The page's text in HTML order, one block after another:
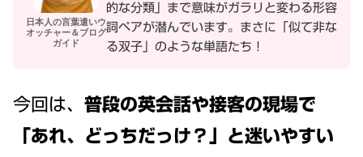
日本人の言葉遣いウ
オッチャー＆ブログ
ガイド
的な分類」まで意味がガラリと変わる形容
詞ペアが潜んでいます。まさに「似て非な
る双子」のような単語たち！
今回は、 普段の英会話や接客の現場で
「あれ、どっちだっけ？」と迷いやすい